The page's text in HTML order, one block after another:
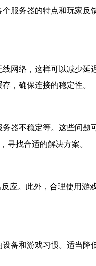
服务器的特点和玩家反
网络，这样可以减少延
，确保连接的稳定性。
器不稳定等。这些问题
寻找合适的解决方案。
应。此外，合理使用游
备和游戏习惯。适当降